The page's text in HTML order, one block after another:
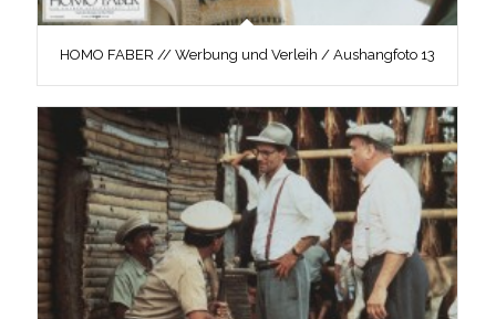
HOMO FABER // Werbung und Verleih / Aushangfoto 13